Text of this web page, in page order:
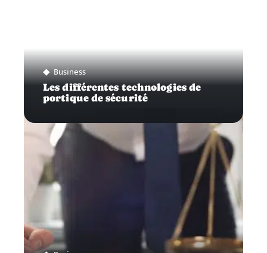
Business
Les différentes technologies de
portique de sécurité